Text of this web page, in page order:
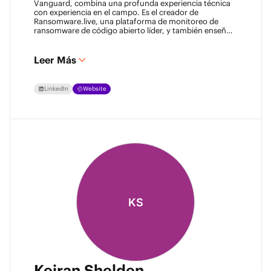
Vanguard, combina una profunda experiencia técnica
con experiencia en el campo. Es el creador de
Ransomware.live, una plataforma de monitoreo de
ransomware de código abierto líder, y también enseña
conocimiento para fortalecer la comunidad de respaldo
y recuperación.
Leer Más
LinkedIn Website
KS